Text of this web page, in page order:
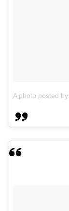
A photo posted